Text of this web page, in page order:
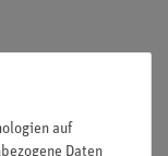
den Versuchen
auf
Daten